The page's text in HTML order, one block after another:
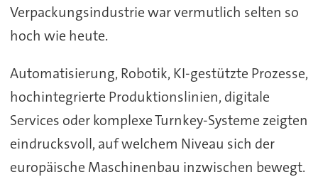
Verpackungsindustrie war vermutlich selten so
hoch wie heute.
Automatisierung, Robotik, KI-gestützte Prozesse,
hochintegrierte Produktionslinien, digitale
Services oder komplexe Turnkey-Systeme zeigten
eindrucksvoll, auf welchem Niveau sich der
europäische Maschinenbau inzwischen bewegt.